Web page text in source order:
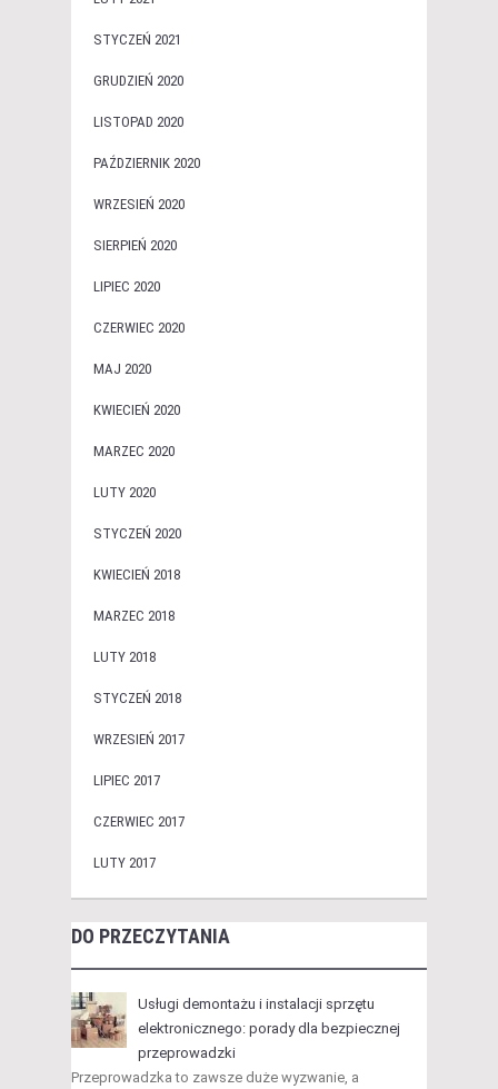
STYCZEŃ 2021
GRUDZIEŃ 2020
LISTOPAD 2020
PAŹDZIERNIK 2020
WRZESIEŃ 2020
SIERPIEŃ 2020
LIPIEC 2020
CZERWIEC 2020
MAJ 2020
KWIECIEŃ 2020
MARZEC 2020
LUTY 2020
STYCZEŃ 2020
KWIECIEŃ 2018
MARZEC 2018
LUTY 2018
STYCZEŃ 2018
WRZESIEŃ 2017
LIPIEC 2017
CZERWIEC 2017
LUTY 2017
DO PRZECZYTANIA
Usługi demontażu i instalacji sprzętu
elektronicznego: porady dla bezpiecznej
przeprowadzki
Przeprowadzka to zawsze duże wyzwanie, a